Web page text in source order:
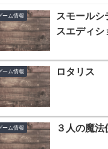
ーム情報
スモールシ
スエディシ
ーム情報 ロタリス
ーム情報 ３人の魔法